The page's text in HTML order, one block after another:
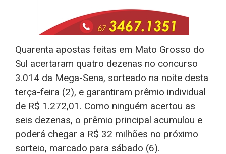
Quarenta apostas feitas em Mato Grosso do
Sul acertaram quatro dezenas no concurso
3.014 da Mega-Sena, sorteado na noite desta
terça-feira (2), e garantiram prêmio individual
de R$ 1.272,01. Como ninguém acertou as
seis dezenas, o prêmio principal acumulou e
poderá chegar a R$ 32 milhões no próximo
sorteio, marcado para sábado (6).